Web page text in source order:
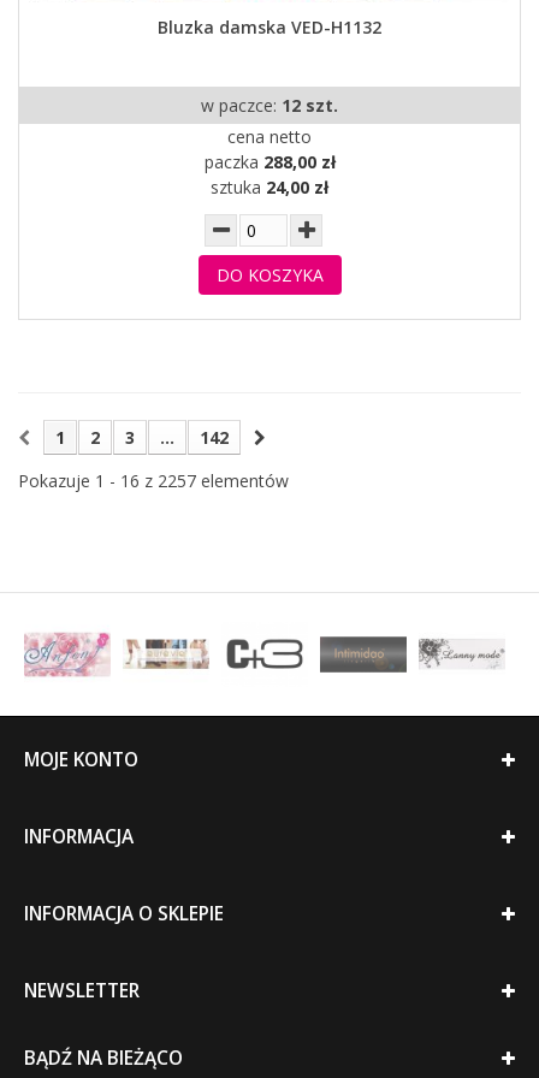
Bluzka damska VED-H1132
w paczce: 12 szt.
cena netto
paczka 288,00 zł
sztuka 24,00 zł
DO KOSZYKA
1 2 3 ...
142
Pokazuje 1 - 16 z 2257 elementów
MOJE KONTO
INFORMACJA
INFORMACJA O SKLEPIE
NEWSLETTER
BĄDŹ NA BIEŻĄCO